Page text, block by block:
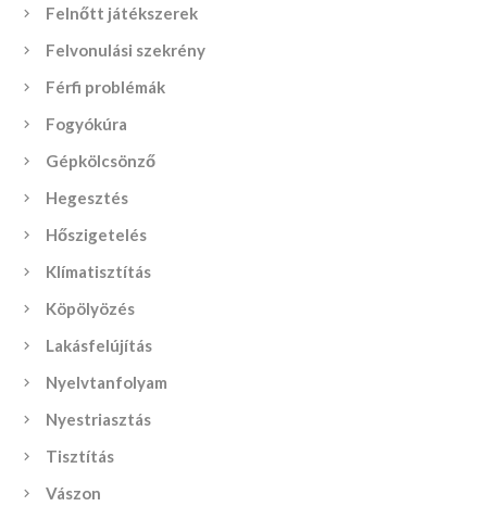
Felnőtt játékszerek
Felvonulási szekrény
Férfi problémák
Fogyókúra
Gépkölcsönző
Hegesztés
Hőszigetelés
Klímatisztítás
Köpölyözés
Lakásfelújítás
Nyelvtanfolyam
Nyestriasztás
Tisztítás
Vászon